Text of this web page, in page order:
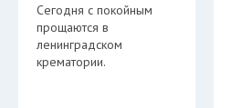
Сегодня с покойным
прощаются в
ленинградском
крематории.